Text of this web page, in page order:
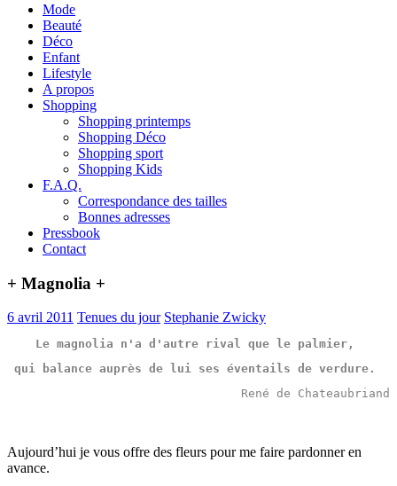
Mode
Beauté
Déco
Enfant
Lifestyle
A propos
Shopping
Shopping printemps
Shopping Déco
Shopping sport
Shopping Kids
F.A.Q.
Correspondance des tailles
Bonnes adresses
Pressbook
Contact
+ Magnolia +
6 avril 2011 Tenues du jour Stephanie Zwicky
Le magnolia n'a d'autre rival que le palmier,
qui balance auprès de lui ses éventails de verdure.
René de Chateaubriand
Aujourd’hui je vous offre des fleurs pour me faire pardonner en
avance.